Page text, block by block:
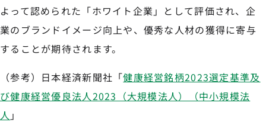
よって認められた「ホワイト企業」として評価され、企
業のブランドイメージ向上や、優秀な人材の獲得に寄与
することが期待されます。
（参考）日本経済新聞社「健康経営銘柄2023選定基準及
び健康経営優良法人2023（大規模法人）（中小規模法
人 」